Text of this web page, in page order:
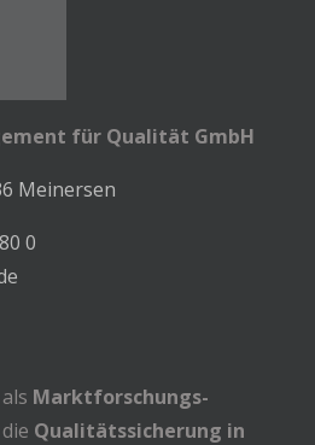
für Qualität GmbH
Meinersen
0
Marktforschungs-
Qualitätssicherung in